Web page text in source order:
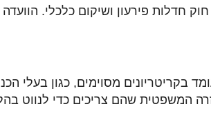
הממשלה הודיעה על הקמת ועדת חקירה פרלמנטרית בשנת 2023 לבחינת חוק חדלות פירעון
בקריטריונים מסוימים, כגון בעלי
המשפטית שהם צריכים כדי לנווט